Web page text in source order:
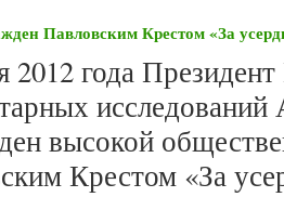
Павловским Крестом «За
2012 года
высокой
Крестом «За